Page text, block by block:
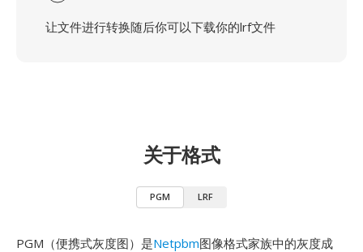
让文件进行转换随后你可以下载你的lrf文件
关于格式
PGM LRF
PGM（便携式灰度图）是Netpbm图像格式家族中的灰度成